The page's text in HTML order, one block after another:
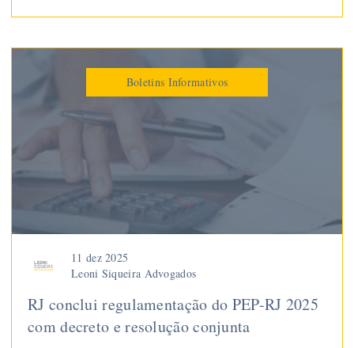
Boletins Informativos
11 dez 2025
Leoni Siqueira Advogados
RJ conclui regulamentação do PEP-RJ 2025
com decreto e resolução conjunta